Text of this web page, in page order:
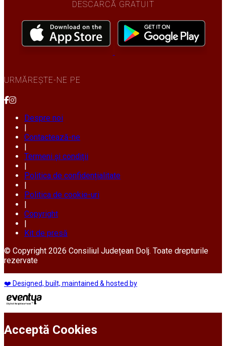
DESCARCĂ GRATUIT
URMĂREȘTE-NE PE
Despre noi
Contactează-ne
Termeni și condiții
Politica de confidențialitate
Politica de cookie-uri
Copyright
Kit de presă
© Copyright 2026 Consiliul Județean Dolj. Toate drepturile
rezervate
❤️ Designed, built, maintained & hosted by
Acceptă Cookies